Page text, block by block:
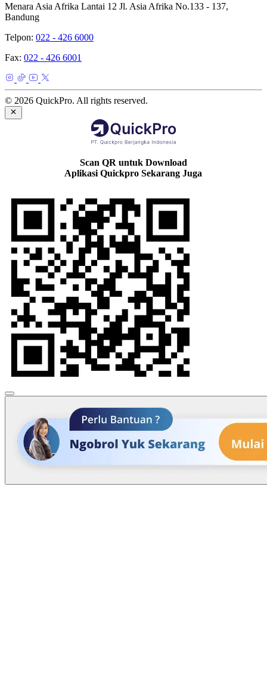
Menara Asia Afrika Lantai 12 Jl. Asia Afrika No.133 - 137,
Bandung
Telpon: 022 - 426 6000
Fax: 022 - 426 6001
© 2026 QuickPro. All rights reserved.
Scan QR untuk Download
Aplikasi Quickpro Sekarang Juga